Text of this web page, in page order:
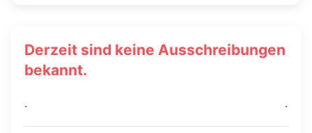
Derzeit sind keine Ausschreibungen
bekannt.
. .